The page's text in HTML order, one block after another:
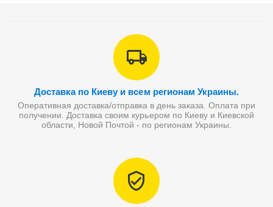
Доставка по Киеву и всем регионам Украины.
Оперативная доставка/отправка в день заказа. Оплата при
получении. Доставка своим курьером по Киеву и Киевской
области, Новой Почтой - по регионам Украины.